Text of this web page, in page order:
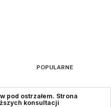
POPULARNE
pod ostrzałem. Strona
konsultacji